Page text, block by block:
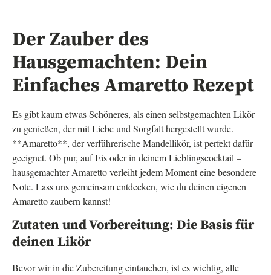
Der Zauber des
Hausgemachten: Dein
Einfaches Amaretto Rezept
Es gibt kaum etwas Schöneres, als einen selbstgemachten Likör
zu genießen, der mit Liebe und Sorgfalt hergestellt wurde.
**Amaretto**, der verführerische Mandellikör, ist perfekt dafür
geeignet. Ob pur, auf Eis oder in deinem Lieblingscocktail –
hausgemachter Amaretto verleiht jedem Moment eine besondere
Note. Lass uns gemeinsam entdecken, wie du deinen eigenen
Amaretto zaubern kannst!
Zutaten und Vorbereitung: Die Basis für
deinen Likör
Bevor wir in die Zubereitung eintauchen, ist es wichtig, alle